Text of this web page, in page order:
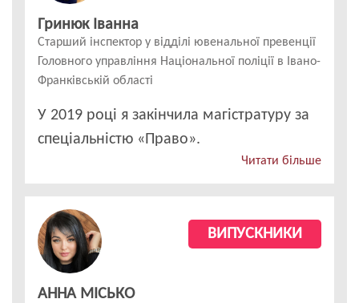
Гринюк Іванна
Cтарший інспектор у відділі ювенальної превенції
Головного управління Національної поліції в Івано-
Франківській області
У 2019 році я закінчила магістратуру за
спеціальністю «Право».
Читати більше
ВИПУСКНИКИ
АННА МІСЬКО